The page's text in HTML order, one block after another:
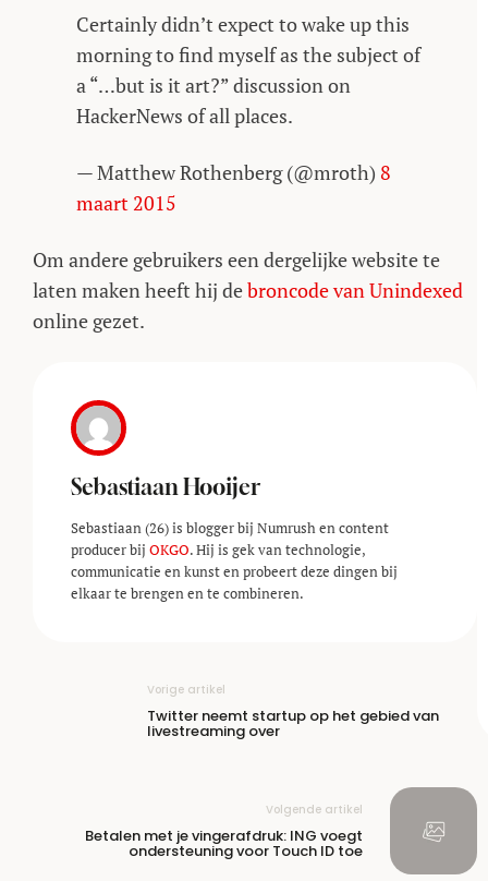
Certainly didn’t expect to wake up this
morning to find myself as the subject of
a “…but is it art?” discussion on
HackerNews of all places.
— Matthew Rothenberg (@mroth) 8
maart 2015
Om andere gebruikers een dergelijke website te
laten maken heeft hij debroncode van Unindexed
online gezet.
Sebastiaan Hooijer
Sebastiaan (26) is blogger bij Numrush en content
producer bij OKGO. Hij is gek van technologie,
communicatie en kunst en probeert deze dingen bij
elkaar te brengen en te combineren.
Vorige artikel
Twitter neemt startup op het gebied van
livestreaming over
Volgende artikel
Betalen met je vingerafdruk: ING voegt
ondersteuning voor Touch ID toe